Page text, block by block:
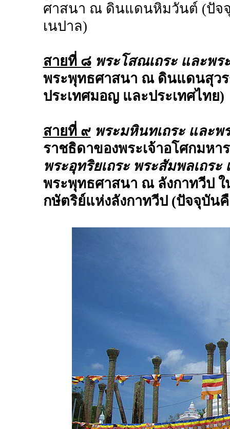
ศาสนา ณ ดินแดนหิมวันต์ (ปัจ
เนปาล)
สายที่ ๘ พระโสณเถระ และพร
พระพุทธศาสนา ณ ดินแดนสุว
ประเทศมอญ และประเทศไทย)
สายที่ ๙ พระมหินทเถระ และพ
ราชธิดาของพระเจ้าอโศกมห
พระอุทริยเถระ พระสัมพลเถระ
พระพุทธศาสนา ณ ลังกาทวีป ใ
กษัตริย์แห่งลังกาทวีป (ปัจจุบันคื